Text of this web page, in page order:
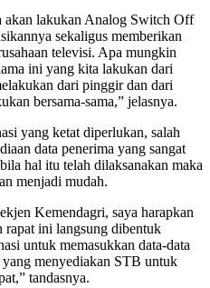
akan lakukan Analog Switch Off
sekaligus memberikan
televisi. Apa mungkin
ini yang kita lakukan dari
dari pinggir dan dari
bersama-sama,” jelasnya.
yang ketat diperlukan, salah
data penerima yang sangat
hal itu telah dilaksanakan maka
menjadi mudah.
Kemendagri, saya harapkan
rapat ini langsung dibentuk
untuk memasukkan data-data
menyediakan STB untuk
tandasnya.